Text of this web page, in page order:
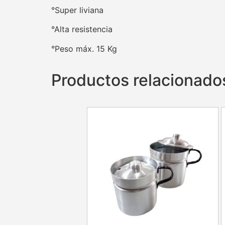
°Super liviana
°Alta resistencia
°Peso máx. 15 Kg
Productos